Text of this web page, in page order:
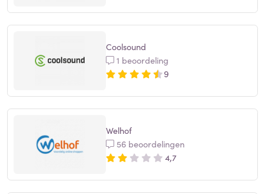
Coolsound
1 beoordeling
9
Welhof
56 beoordelingen
4,7